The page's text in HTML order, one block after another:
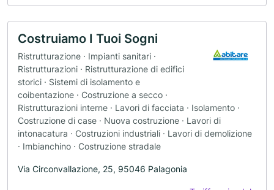
Costruiamo I Tuoi Sogni
Ristrutturazione · Impianti sanitari ·
Ristrutturazioni · Ristrutturazione di edifici
storici · Sistemi di isolamento e
coibentazione · Costruzione a secco ·
Ristrutturazioni interne · Lavori di facciata · Isolamento ·
Costruzione di case · Nuova costruzione · Lavori di
intonacatura · Costruzioni industriali · Lavori di demolizione
· Imbianchino · Costruzione stradale
Via Circonvallazione, 25, 95046 Palagonia